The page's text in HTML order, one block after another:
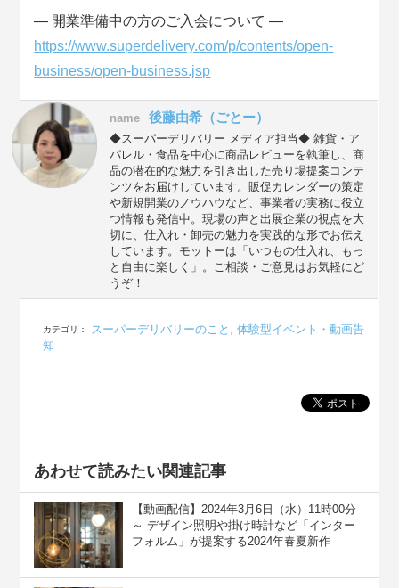
― 開業準備中の方のご入会について ―
https://www.superdelivery.com/p/contents/open-
business/open-business.jsp
name 後藤由希（ごとー）
◆スーパーデリバリー メディア担当◆ 雑貨・ア
パレル・食品を中心に商品レビューを執筆し、商
品の潜在的な魅力を引き出した売り場提案コンテ
ンツをお届けしています。販促カレンダーの策定
や新規開業のノウハウなど、事業者の実務に役立
つ情報も発信中。現場の声と出展企業の視点を大
切に、仕入れ・卸売の魅力を実践的な形でお伝え
しています。モットーは「いつもの仕入れ、もっ
と自由に楽しく」。ご相談・ご意見はお気軽にど
うぞ！
カテゴリ： スーパーデリバリーのこと ,体験型イベント・動画告
知
あわせて読みたい関連記事
【動画配信】2024年3月6日（水）11時00分
～ デザイン照明や掛け時計など「インター
フォルム」が提案する2024年春夏新作